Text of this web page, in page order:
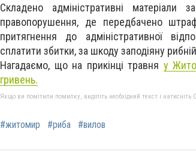
Складено адміністративні матеріали
правопорушення, де передбачено
притягнення до адміністративної
сплатити збитки, за шкоду заподіяну
Нагадаємо, що на прикінці травня у
гривень.
Якщо ви помітили помилку, виділіть необхідний текст і
#житомир #риба #вилов